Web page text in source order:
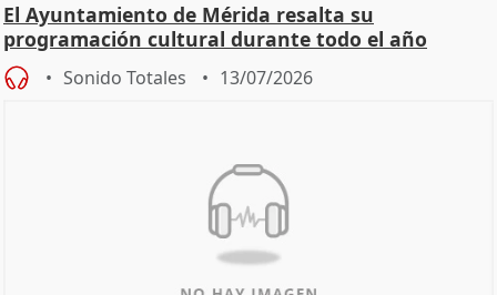
El Ayuntamiento de Mérida resalta su
programación cultural durante todo el año
Sonido Totales 13/07/2026